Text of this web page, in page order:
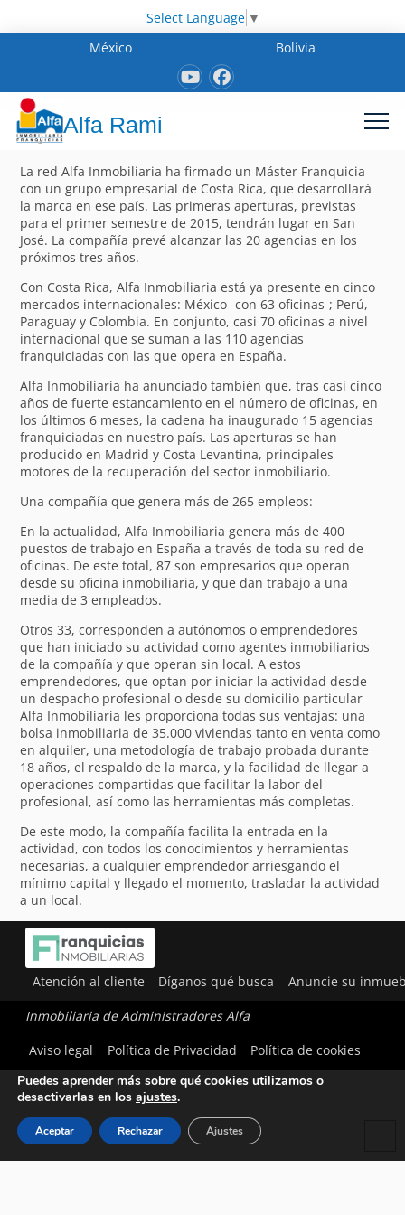
Select Language ▼
México
Bolivia
Alfa Rami
La red Alfa Inmobiliaria ha firmado un Máster Franquicia
con un grupo empresarial de Costa Rica, que desarrollará
la marca en ese país. Las primeras aperturas, previstas
para el primer semestre de 2015, tendrán lugar en San
José. La compañía prevé alcanzar las 20 agencias en los
próximos tres años.
Con Costa Rica, Alfa Inmobiliaria está ya presente en cinco
mercados internacionales: México -con 63 oficinas-; Perú,
Paraguay y Colombia. En conjunto, casi 70 oficinas a nivel
internacional que se suman a las 110 agencias
franquiciadas con las que opera en España.
Alfa Inmobiliaria ha anunciado también que, tras casi cinco
años de fuerte estancamiento en el número de oficinas, en
los últimos 6 meses, la cadena ha inaugurado 15 agencias
franquiciadas en nuestro país. Las aperturas se han
producido en Madrid y Costa Levantina, principales
motores de la recuperación del sector inmobiliario.
Una compañía que genera más de 265 empleos:
En la actualidad, Alfa Inmobiliaria genera más de 400
puestos de trabajo en España a través de toda su red de
oficinas. De este total, 87 son empresarios que operan
desde su oficina inmobiliaria, y que dan trabajo a una
media de 3 empleados.
Otros 33, corresponden a autónomos o emprendedores
que han iniciado su actividad como agentes inmobiliarios
de la compañía y que operan sin local. A estos
emprendedores, que optan por iniciar la actividad desde
un despacho profesional o desde su domicilio particular
Alfa Inmobiliaria les proporciona todas sus ventajas: una
bolsa inmobiliaria de 35.000 viviendas tanto en venta como
en alquiler, una metodología de trabajo probada durante
18 años, el respaldo de la marca, y la facilidad de llegar a
operaciones compartidas que facilitar la labor del
profesional, así como las herramientas más completas.
De este modo, la compañía facilita la entrada en la
actividad, con todos los conocimientos y herramientas
necesarias, a cualquier emprendedor arriesgando el
mínimo capital y llegado el momento, trasladar la actividad
a un local.
Atención al cliente Díganos qué busca Anuncie su
Inmobiliaria de Administradores Alfa
Aviso legal
Política de Privacidad Política de cookies
Utilizamos cookies para ofrecerte la mejor experiencia en
Puedes aprender más sobre qué cookies utilizamos o
desactivarlas en los ajustes.
Aceptar Rechazar Ajustes